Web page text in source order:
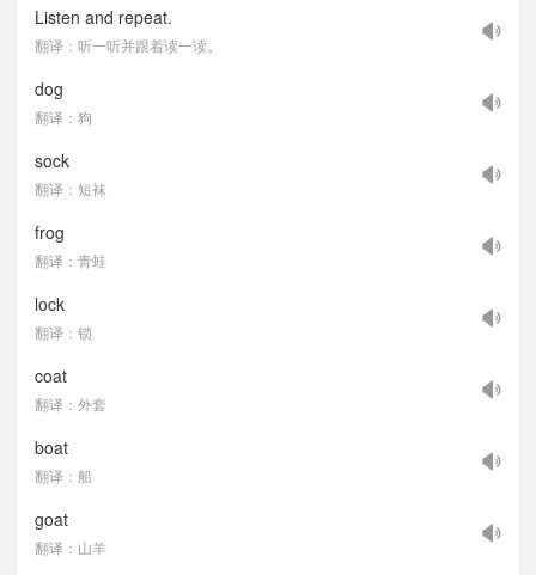
Listen and repeat.
翻译：听一听并跟着读一读。
dog
翻译：狗
sock
翻译：短袜
frog
翻译：青蛙
lock
翻译：锁
coat
翻译：外套
boat
翻译：船
goat
翻译：山羊